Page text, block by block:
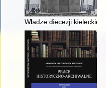
Władze diecezji kieleckiej